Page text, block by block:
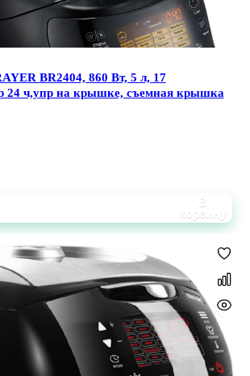
BR2404, 860 Вт, 5 л, 17
24 ч,упр на крышке, съемная крышка
В
корзину